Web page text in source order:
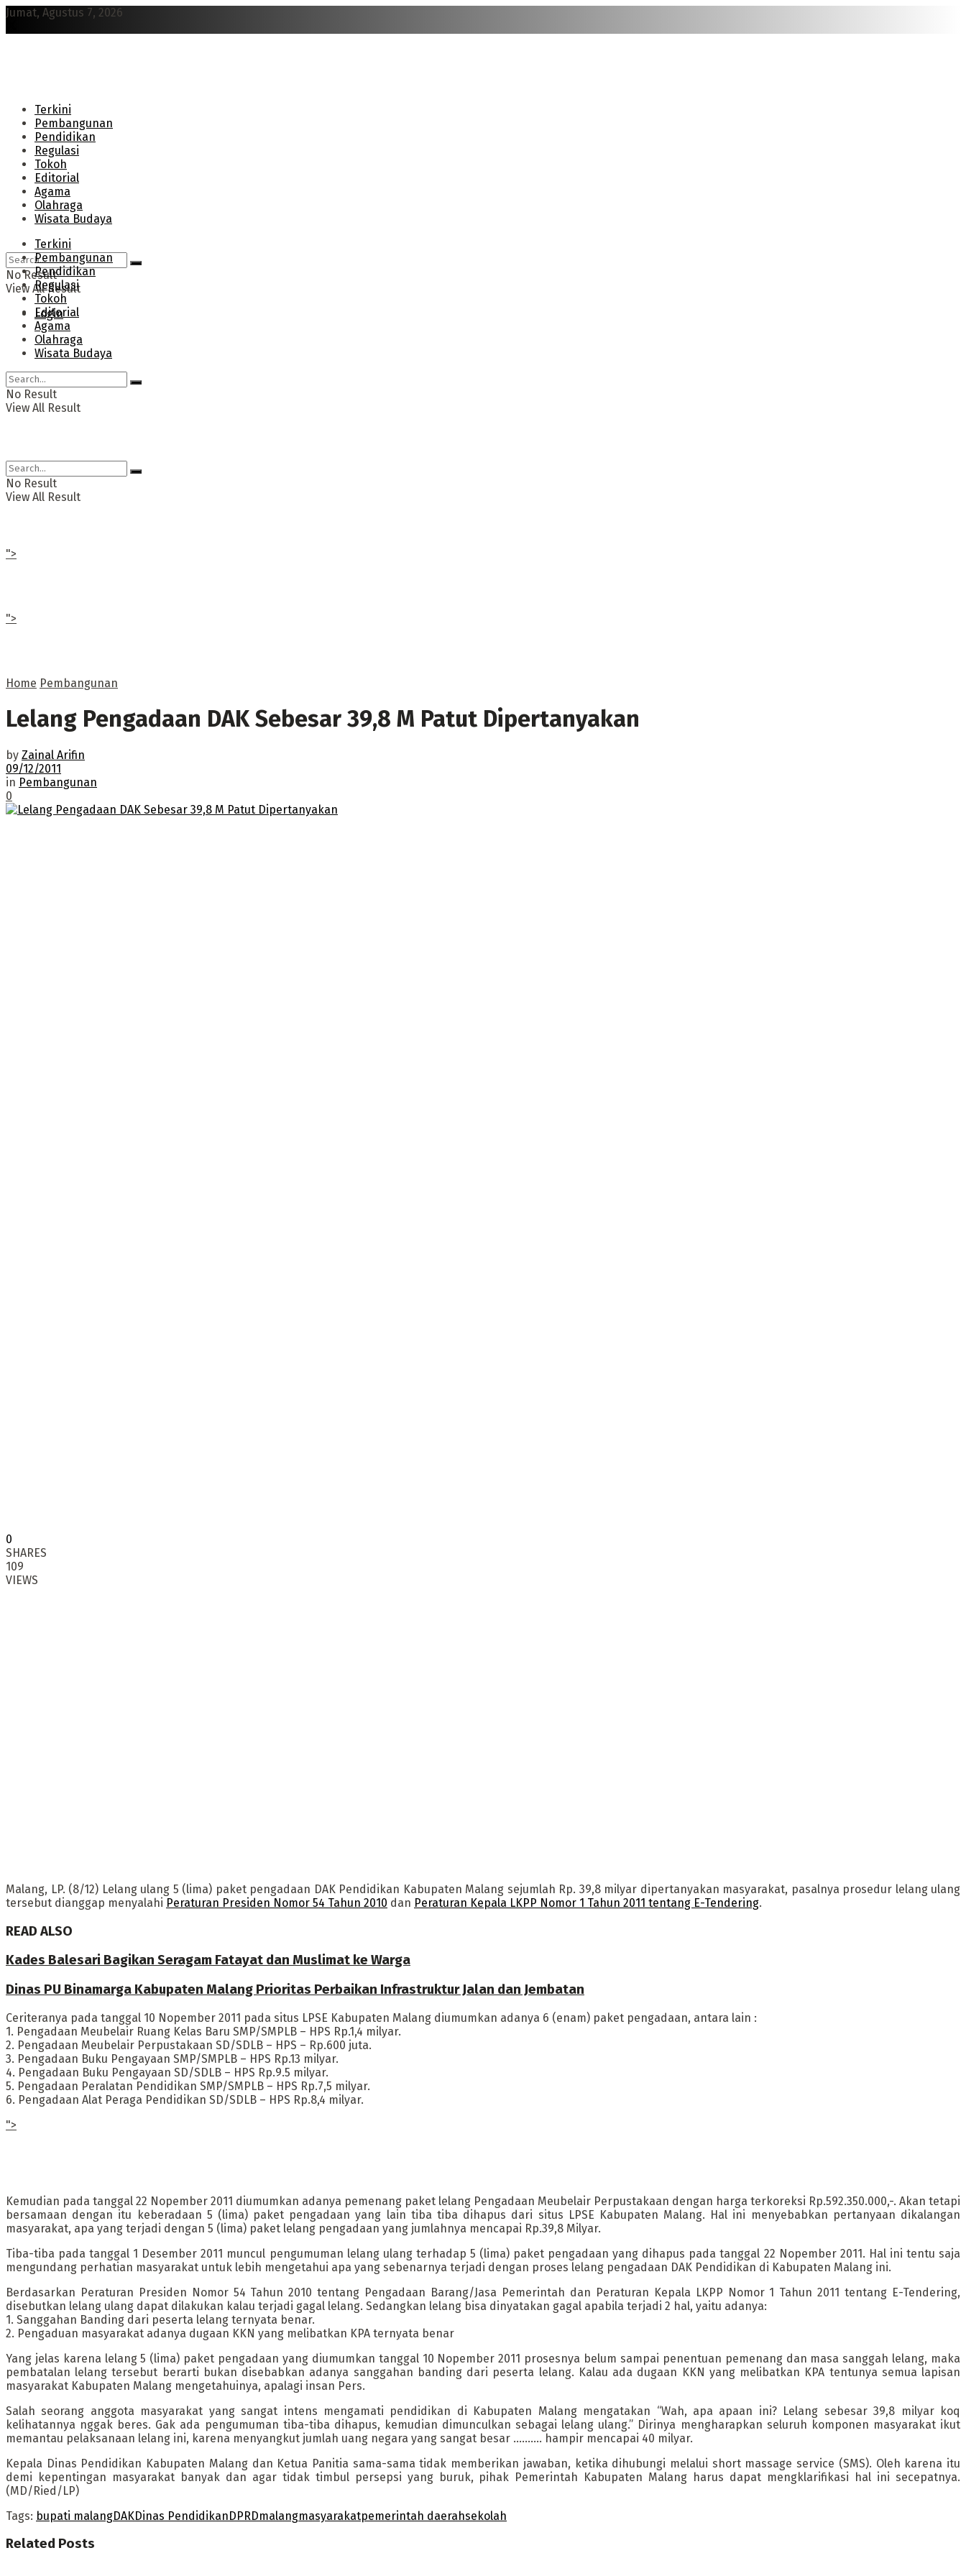
Jumat, Agustus 7, 2026
No Result
View All Result
Login
Terkini
Pembangunan
Pendidikan
Regulasi
Tokoh
Editorial
Agama
Olahraga
Wisata Budaya
Terkini
Pembangunan
Pendidikan
Regulasi
Tokoh
Editorial
Agama
Olahraga
Wisata Budaya
No Result
View All Result
No Result
View All Result
">
">
Home Pembangunan
Lelang Pengadaan DAK Sebesar 39,8 M Patut Dipertanyakan
by Zainal Arifin
09/12/2011
in Pembangunan
0
0
SHARES
109
VIEWS
Malang, LP. (8/12) Lelang ulang 5 (lima) paket pengadaan DAK Pendidikan Kabupaten Malang sejumlah Rp. 39,8 milyar dipertanyakan masyarakat, pasalnya prosedur lelang ulang
tersebut dianggap menyalahi Peraturan Presiden Nomor 54 Tahun 2010 dan Peraturan Kepala LKPP Nomor 1 Tahun 2011 tentang E-Tendering.
READ ALSO
Kades Balesari Bagikan Seragam Fatayat dan Muslimat ke Warga
Dinas PU Binamarga Kabupaten Malang Prioritas Perbaikan Infrastruktur Jalan dan Jembatan
Ceriteranya pada tanggal 10 Nopember 2011 pada situs LPSE Kabupaten Malang diumumkan adanya 6 (enam) paket pengadaan, antara lain :
1. Pengadaan Meubelair Ruang Kelas Baru SMP/SMPLB – HPS Rp.1,4 milyar.
2. Pengadaan Meubelair Perpustakaan SD/SDLB – HPS – Rp.600 juta.
3. Pengadaan Buku Pengayaan SMP/SMPLB – HPS Rp.13 milyar.
4. Pengadaan Buku Pengayaan SD/SDLB – HPS Rp.9.5 milyar.
5. Pengadaan Peralatan Pendidikan SMP/SMPLB – HPS Rp.7,5 milyar.
6. Pengadaan Alat Peraga Pendidikan SD/SDLB – HPS Rp.8,4 milyar.
">
Kemudian pada tanggal 22 Nopember 2011 diumumkan adanya pemenang paket lelang Pengadaan Meubelair Perpustakaan dengan harga terkoreksi Rp.592.350.000,-. Akan tetapi
bersamaan dengan itu keberadaan 5 (lima) paket pengadaan yang lain tiba tiba dihapus dari situs LPSE Kabupaten Malang. Hal ini menyebabkan pertanyaan dikalangan
masyarakat, apa yang terjadi dengan 5 (lima) paket lelang pengadaan yang jumlahnya mencapai Rp.39,8 Milyar.
Tiba-tiba pada tanggal 1 Desember 2011 muncul pengumuman lelang ulang terhadap 5 (lima) paket pengadaan yang dihapus pada tanggal 22 Nopember 2011. Hal ini tentu saja
mengundang perhatian masyarakat untuk lebih mengetahui apa yang sebenarnya terjadi dengan proses lelang pengadaan DAK Pendidikan di Kabupaten Malang ini.
Berdasarkan Peraturan Presiden Nomor 54 Tahun 2010 tentang Pengadaan Barang/Jasa Pemerintah dan Peraturan Kepala LKPP Nomor 1 Tahun 2011 tentang E-Tendering,
disebutkan lelang ulang dapat dilakukan kalau terjadi gagal lelang. Sedangkan lelang bisa dinyatakan gagal apabila terjadi 2 hal, yaitu adanya:
1. Sanggahan Banding dari peserta lelang ternyata benar.
2. Pengaduan masyarakat adanya dugaan KKN yang melibatkan KPA ternyata benar
Yang jelas karena lelang 5 (lima) paket pengadaan yang diumumkan tanggal 10 Nopember 2011 prosesnya belum sampai penentuan pemenang dan masa sanggah lelang, maka
pembatalan lelang tersebut berarti bukan disebabkan adanya sanggahan banding dari peserta lelang. Kalau ada dugaan KKN yang melibatkan KPA tentunya semua lapisan
masyarakat Kabupaten Malang mengetahuinya, apalagi insan Pers.
Salah seorang anggota masyarakat yang sangat intens mengamati pendidikan di Kabupaten Malang mengatakan “Wah, apa apaan ini? Lelang sebesar 39,8 milyar koq
kelihatannya nggak beres. Gak ada pengumuman tiba-tiba dihapus, kemudian dimunculkan sebagai lelang ulang.” Dirinya mengharapkan seluruh komponen masyarakat ikut
memantau pelaksanaan lelang ini, karena menyangkut jumlah uang negara yang sangat besar ………. hampir mencapai 40 milyar.
Kepala Dinas Pendidikan Kabupaten Malang dan Ketua Panitia sama-sama tidak memberikan jawaban, ketika dihubungi melalui short massage service (SMS). Oleh karena itu
demi kepentingan masyarakat banyak dan agar tidak timbul persepsi yang buruk, pihak Pemerintah Kabupaten Malang harus dapat mengklarifikasi hal ini secepatnya.
(MD/Ried/LP)
Tags: bupati malangDAKDinas PendidikanDPRDmalangmasyarakatpemerintah daerahsekolah
Related Posts